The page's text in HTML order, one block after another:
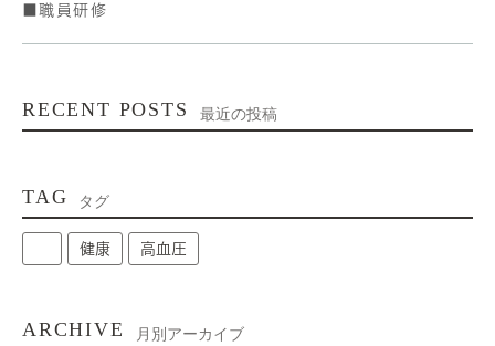
■職員研修
RECENT POSTS 最近の投稿
TAG タグ
健康 高血圧
ARCHIVE 月別アーカイブ